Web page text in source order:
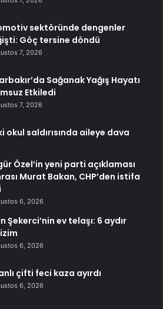
sektöründe dengenler
Göç tersine döndü
7, 2026
Sağanak Yağış Hayatı
Etkiledi
7, 2026
saldırısında aileye dava
Özel’in yeni parti açıklaması
Murat Bakan, CHP’den istifa
6, 2026
Şekerci’nin ev telaşı: 6 aydır
6, 2026
çifti feci kaza ayırdı
6, 2026